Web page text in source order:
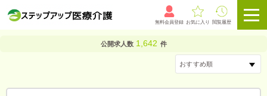
無料会員登録 お気に入り 閲覧履歴
公開求人数 1,642 件